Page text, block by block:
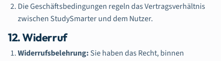
Die Geschäftsbedingungen regeln das Vertragsverhältnis
zwischen StudySmarter und dem Nutzer.
12. Widerruf
Widerrufsbelehrung: Sie haben das Recht, binnen